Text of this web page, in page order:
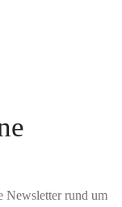
Newsletter rund um